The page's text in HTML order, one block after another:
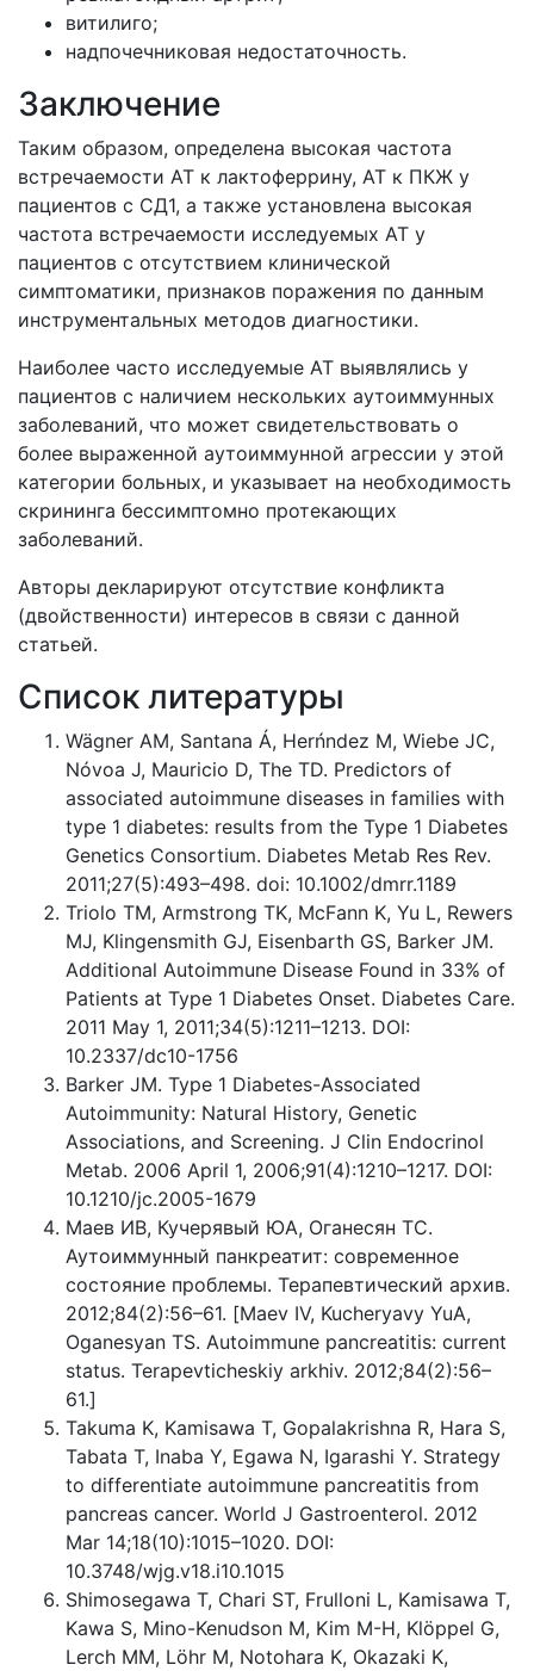
витилиго;
надпочечниковая недостаточность.
Заключение
Таким образом, определена высокая частота
встречаемости АТ к лактоферрину, АТ к ПКЖ у
пациентов с СД1, а также установлена высокая
частота встречаемости исследуемых АТ у
пациентов с отсутствием клинической
симптоматики, признаков поражения по данным
инструментальных методов диагностики.
Наиболее часто исследуемые АТ выявлялись у
пациентов с наличием нескольких аутоиммунных
заболеваний, что может свидетельствовать о
более выраженной аутоиммунной агрессии у этой
категории больных, и указывает на необходимость
скрининга бессимптомно протекающих
заболеваний.
Авторы декларируют отсутствие конфликта
(двойственности) интересов в связи с данной
статьей.
Список литературы
Wägner AM, Santana Á, Herńndez M, Wiebe JC,
Nóvoa J, Mauricio D, The TD. Predictors of
associated autoimmune diseases in families with
type 1 diabetes: results from the Type 1 Diabetes
Genetics Consortium. Diabetes Metab Res Rev.
2011;27(5):493–498. doi: 10.1002/dmrr.1189
Triolo TM, Armstrong TK, McFann K, Yu L, Rewers
MJ, Klingensmith GJ, Eisenbarth GS, Barker JM.
Additional Autoimmune Disease Found in 33% of
Patients at Type 1 Diabetes Onset. Diabetes Care.
2011 May 1, 2011;34(5):1211–1213. DOI:
10.2337/dc10-1756
Barker JM. Type 1 Diabetes-Associated
Autoimmunity: Natural History, Genetic
Associations, and Screening. J Clin Endocrinol
Metab. 2006 April 1, 2006;91(4):1210–1217. DOI:
10.1210/jc.2005-1679
Маев ИВ, Кучерявый ЮА, Оганесян ТС.
Аутоиммунный панкреатит: современное
состояние проблемы. Терапевтический архив.
2012;84(2):56–61. [Maev IV, Kucheryavy YuA,
Oganesyan TS. Autoimmune pancreatitis: current
status. Terapevticheskiy arkhiv. 2012;84(2):56–
61.]
Takuma K, Kamisawa T, Gopalakrishna R, Hara S,
Tabata T, Inaba Y, Egawa N, Igarashi Y. Strategy
to differentiate autoimmune pancreatitis from
pancreas cancer. World J Gastroenterol. 2012
Mar 14;18(10):1015–1020. DOI:
10.3748/wjg.v18.i10.1015
Shimosegawa T, Chari ST, Frulloni L, Kamisawa T,
Kawa S, Mino-Kenudson M, Kim M-H, Klöppel G,
Lerch MM, Löhr M, Notohara K, Okazaki K,